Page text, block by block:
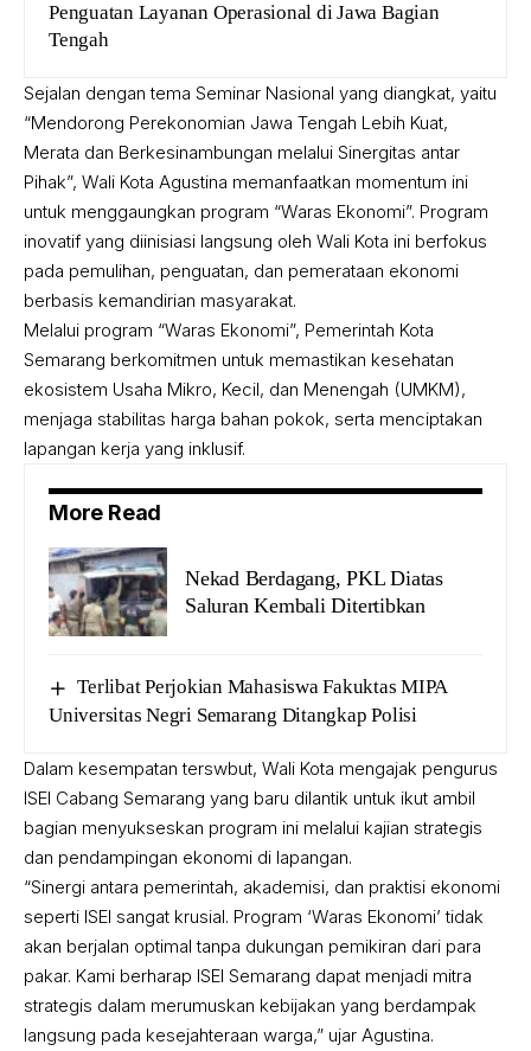
Penguatan Layanan Operasional di Jawa Bagian
Tengah
Sejalan dengan tema Seminar Nasional yang diangkat, yaitu
“Mendorong Perekonomian Jawa Tengah Lebih Kuat,
Merata dan Berkesinambungan melalui Sinergitas antar
Pihak”, Wali Kota Agustina memanfaatkan momentum ini
untuk menggaungkan program “Waras Ekonomi”. Program
inovatif yang diinisiasi langsung oleh Wali Kota ini berfokus
pada pemulihan, penguatan, dan pemerataan ekonomi
berbasis kemandirian masyarakat.
Melalui program “Waras Ekonomi”, Pemerintah Kota
Semarang berkomitmen untuk memastikan kesehatan
ekosistem Usaha Mikro, Kecil, dan Menengah (UMKM),
menjaga stabilitas harga bahan pokok, serta menciptakan
lapangan kerja yang inklusif.
More Read
Nekad Berdagang, PKL Diatas
Saluran Kembali Ditertibkan
Terlibat Perjokian Mahasiswa Fakuktas MIPA
Universitas Negri Semarang Ditangkap Polisi
Dalam kesempatan terswbut, Wali Kota mengajak pengurus
ISEI Cabang Semarang yang baru dilantik untuk ikut ambil
bagian menyukseskan program ini melalui kajian strategis
dan pendampingan ekonomi di lapangan.
“Sinergi antara pemerintah, akademisi, dan praktisi ekonomi
seperti ISEI sangat krusial. Program ‘Waras Ekonomi’ tidak
akan berjalan optimal tanpa dukungan pemikiran dari para
pakar. Kami berharap ISEI Semarang dapat menjadi mitra
strategis dalam merumuskan kebijakan yang berdampak
langsung pada kesejahteraan warga,” ujar Agustina.